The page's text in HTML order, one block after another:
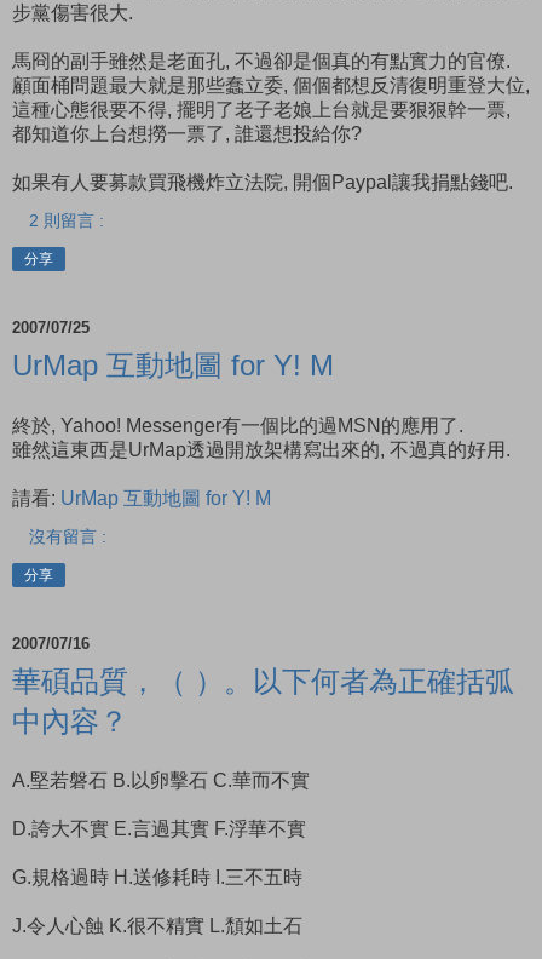
步黨傷害很大.
馬冏的副手雖然是老面孔, 不過卻是個真的有點實力的官僚.
顧面桶問題最大就是那些蠢立委, 個個都想反清復明重登大位,
這種心態很要不得, 擺明了老子老娘上台就是要狠狠幹一票,
都知道你上台想撈一票了, 誰還想投給你?
如果有人要募款買飛機炸立法院, 開個Paypal讓我捐點錢吧.
2 則留言 :
分享
2007/07/25
UrMap 互動地圖 for Y! M
終於, Yahoo! Messenger有一個比的過MSN的應用了.
雖然這東西是UrMap透過開放架構寫出來的, 不過真的好用.
請看: UrMap 互動地圖 for Y! M
沒有留言 :
分享
2007/07/16
華碩品質，（ ）。以下何者為正確括弧
中內容？
A.堅若磐石 B.以卵擊石 C.華而不實
D.誇大不實 E.言過其實 F.浮華不實
G.規格過時 H.送修耗時 I.三不五時
J.令人心蝕 K.很不精實 L.頹如土石